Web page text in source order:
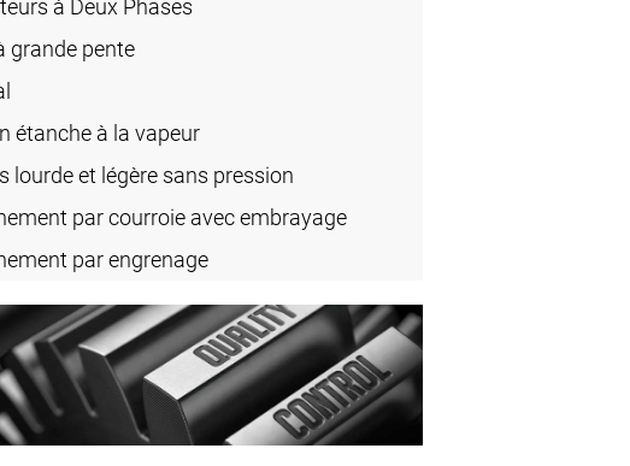
à Deux Phases
grande pente
étanche à la vapeur
lourde et légère sans pression
par courroie avec embrayage
par engrenage